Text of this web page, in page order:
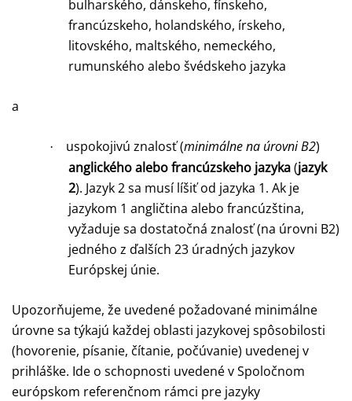
bulharského, dánskeho, fínskeho,
francúzskeho, holandského, írskeho,
litovského, maltského, nemeckého,
rumunského alebo švédskeho jazyka
a
· uspokojivú znalosť (minimálne na úrovni B2)
anglického alebo francúzskeho jazyka(jazyk
2). Jazyk 2 sa musí líšiť od jazyka 1. Ak je
jazykom 1 angličtina alebo francúzština,
vyžaduje sa dostatočná znalosť (na úrovni B2)
jedného z ďalších 23 úradných jazykov
Európskej únie.
Upozorňujeme, že uvedené požadované minimálne
úrovne sa týkajú každej oblasti jazykovej spôsobilosti
(hovorenie, písanie, čítanie, počúvanie) uvedenej v
prihláške. Ide o schopnosti uvedené v Spoločnom
európskom referenčnom rámci pre jazyky